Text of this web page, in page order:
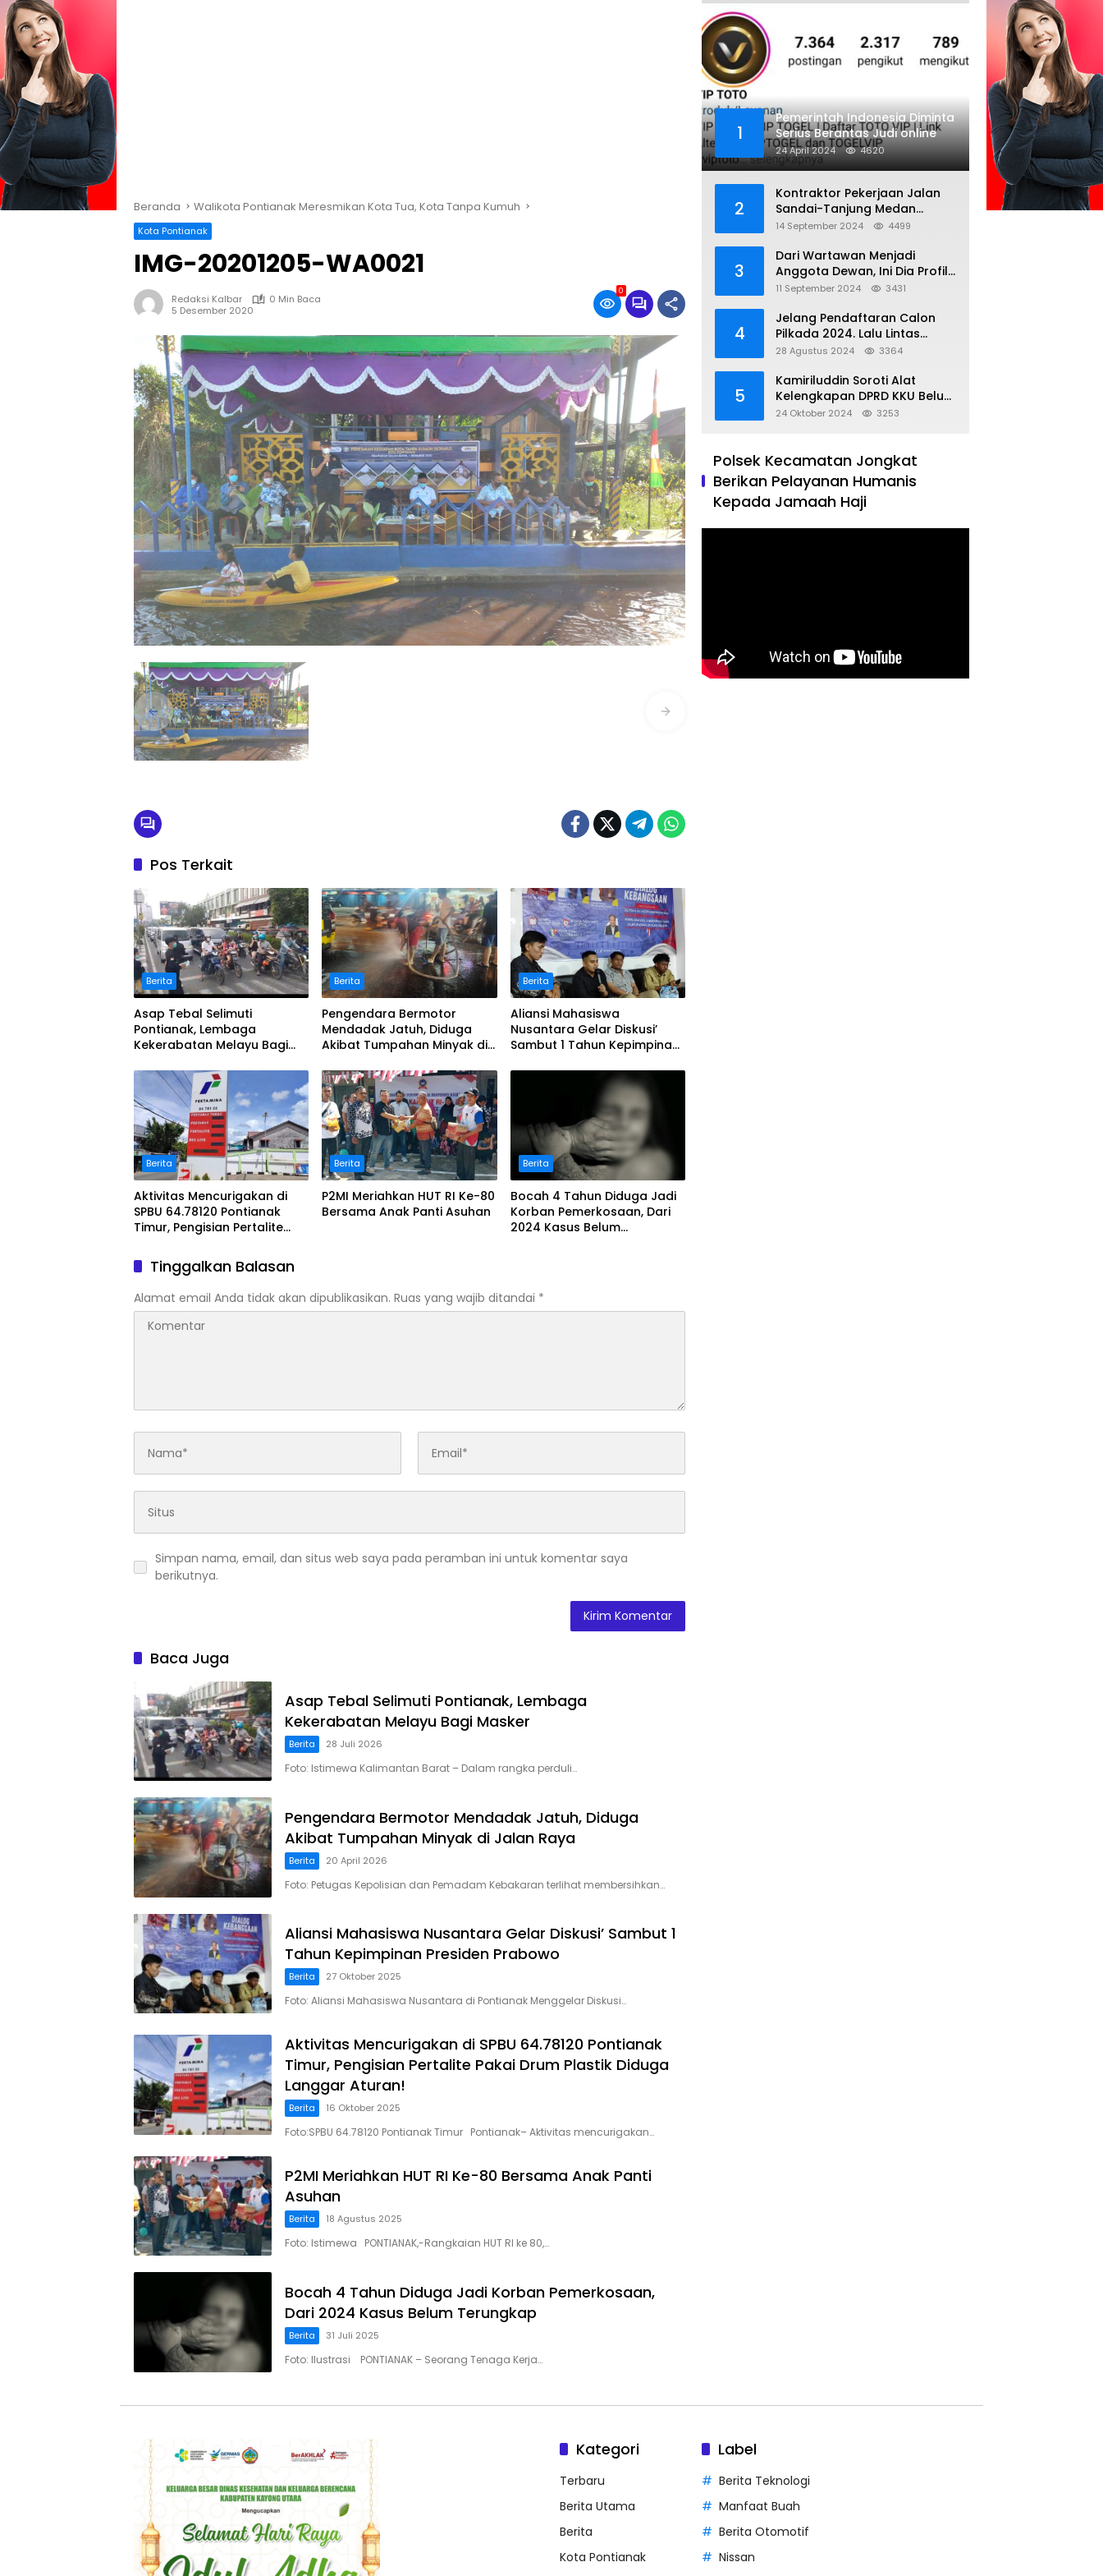
Beranda Walikota Pontianak Meresmikan Kota Tua, Kota Tanpa Kumuh
Kota Pontianak
IMG-20201205-WA0021
Redaksi Kalbar
0 Min Baca
5 Desember 2020
0
Pos Terkait
Berita
Asap Tebal Selimuti
Pontianak, Lembaga
Kekerabatan Melayu Bagi
Berita
Pengendara Bermotor
Mendadak Jatuh, Diduga
Akibat Tumpahan Minyak di
Berita
Aliansi Mahasiswa
Nusantara Gelar Diskusi’
Sambut 1 Tahun Kepimpinan
Berita
Aktivitas Mencurigakan di
SPBU 64.78120 Pontianak
Timur, Pengisian Pertalite
Langgar Aturan!
Berita
P2MI Meriahkan HUT RI Ke-80
Bersama Anak Panti Asuhan
Berita
Bocah 4 Tahun Diduga Jadi
Korban Pemerkosaan, Dari
2024 Kasus Belum
Tinggalkan Balasan
Alamat email Anda tidak akan dipublikasikan. Ruas yang wajib ditandai *
Simpan nama, email, dan situs web saya pada peramban ini untuk komentar saya
berikutnya.
Baca Juga
Asap Tebal Selimuti Pontianak, Lembaga
Kekerabatan Melayu Bagi Masker
Berita 28 Juli 2026
Foto: Istimewa Kalimantan Barat – Dalam rangka perduli…
Pengendara Bermotor Mendadak Jatuh, Diduga
Akibat Tumpahan Minyak di Jalan Raya
Berita 20 April 2026
Foto: Petugas Kepolisian dan Pemadam Kebakaran terlihat membersihkan…
Aliansi Mahasiswa Nusantara Gelar Diskusi’ Sambut 1
Tahun Kepimpinan Presiden Prabowo
Berita 27 Oktober 2025
Foto: Aliansi Mahasiswa Nusantara di Pontianak Menggelar Diskusi…
Aktivitas Mencurigakan di SPBU 64.78120 Pontianak
Timur, Pengisian Pertalite Pakai Drum Plastik Diduga
Langgar Aturan!
Berita 16 Oktober 2025
Foto:SPBU 64.78120 Pontianak Timur Pontianak– Aktivitas mencurigakan…
P2MI Meriahkan HUT RI Ke-80 Bersama Anak Panti
Asuhan
Berita 18 Agustus 2025
Foto: Istimewa PONTIANAK,-Rangkaian HUT RI ke 80,…
Bocah 4 Tahun Diduga Jadi Korban Pemerkosaan,
Dari 2024 Kasus Belum Terungkap
Berita 31 Juli 2025
Foto: Ilustrasi PONTIANAK – Seorang Tenaga Kerja…
1
Pemerintah Indonesia Diminta
Serius Berantas Judi online
24 April 2024 4620
2
Kontraktor Pekerjaan Jalan
Sandai-Tanjung Medan
diduga Menggunakan Matrial
14 September 2024 4499
3
Dari Wartawan Menjadi
Anggota Dewan, Ini Dia Profil
Kamiriludin Anggota DPRD
11 September 2024 3431
4
Jelang Pendaftaran Calon
Pilkada 2024. Lalu Lintas
Kayong Utara Aman dan
28 Agustus 2024 3364
5
Kamiriluddin Soroti Alat
Kelengkapan DPRD KKU Belum
Terbentuk
24 Oktober 2024 3253
Polsek Kecamatan Jongkat
Berikan Pelayanan Humanis
Kepada Jamaah Haji
Kategori
Terbaru
Berita Utama
Berita
Kota Pontianak
Label
Berita Teknologi
Manfaat Buah
Berita Otomotif
Nissan